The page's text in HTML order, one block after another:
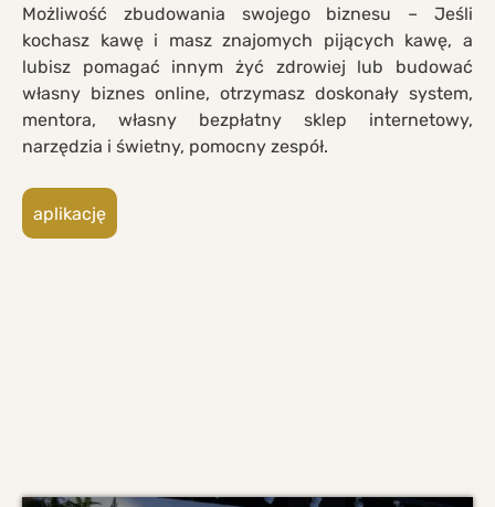
Możliwość zbudowania swojego biznesu – Jeśli
kochasz kawę i masz znajomych pijących kawę, a
lubisz pomagać innym żyć zdrowiej lub budować
własny biznes online, otrzymasz doskonały system,
mentora, własny bezpłatny sklep internetowy,
narzędzia i świetny, pomocny zespół.
aplikację